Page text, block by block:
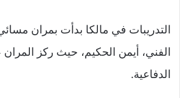
التدريبات في مالكا بدأت بمران
الفني، أيمن الحكيم، حيث ركز المران
الدفاعية.